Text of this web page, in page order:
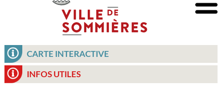
CARTE INTERACTIVE
INFOS UTILES